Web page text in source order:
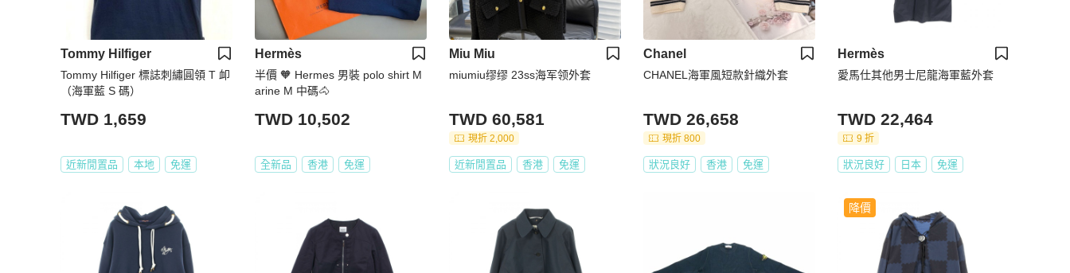
Tommy Hilfiger
Tommy Hilfiger 標誌刺繡圓領 T 卹
（海軍藍 S 碼）
TWD 1,659
近新閒置品 本地 免運
Hermès
半價 🧡 Hermes 男裝 polo shirt M
arine M 中碼🐴
TWD 10,502
全新品 香港 免運
Miu Miu
miumiu缪缪 23ss海军领外套
TWD 60,581
現折 2,000
近新閒置品 香港 免運
Chanel
CHANEL海軍風短款針織外套
TWD 26,658
現折 800
狀況良好 香港 免運
Hermès
愛馬仕其他男士尼龍海軍藍外套
TWD 22,464
9 折
狀況良好 日本 免運
降價